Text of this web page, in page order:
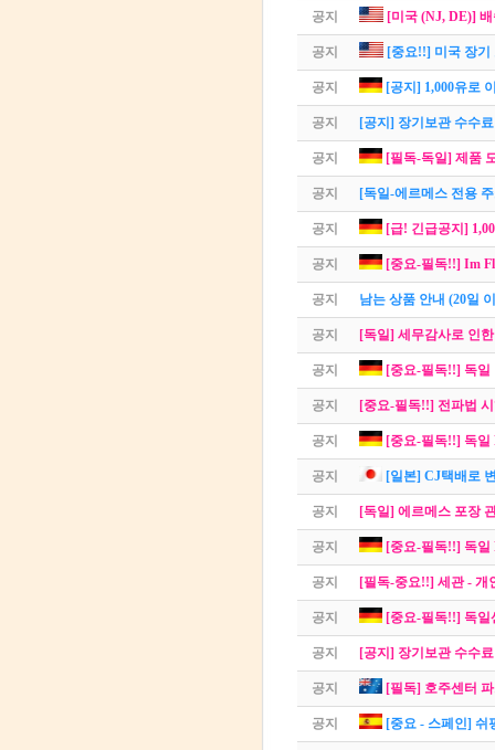
공지 [미국 (NJ, DE)]
공지 [중요!!] 미국 장기
공지 [공지] 1,000유로
공지 [공지] 장기보관 수수
공지 [필독-독일] 제품
공지 [독일-에르메스 전용
공지 [급! 긴급공지]
공지 [중요-필독!!] Im
공지 남는 상품 안내 (20일
공지 [독일] 세무감사로 인
공지 [중요-필독!!] 독일
공지 [중요-필독!!] 전파법
공지 [중요-필독!!] 독일
공지 [일본] CJ택배로
공지 [독일] 에르메스 포장
공지 [중요-필독!!] 독일
공지 [필독-중요!!] 세관 - 개
공지 [중요-필독!!] 독일
공지 [공지] 장기보관 수수
공지 [필독] 호주센터
공지 [중요 - 스페인] 쉬